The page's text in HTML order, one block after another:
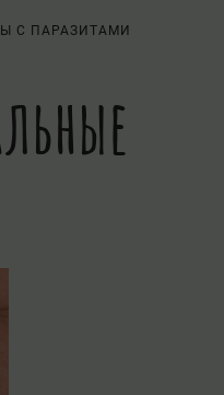
С ПАРАЗИТАМИ